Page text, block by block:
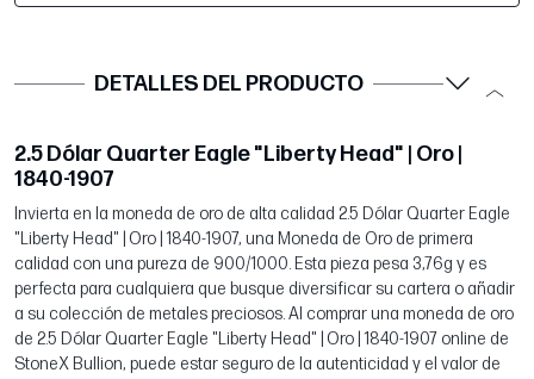
DETALLES DEL PRODUCTO
2.5 Dólar Quarter Eagle "Liberty Head" | Oro |
1840-1907
Invierta en la moneda de oro de alta calidad 2.5 Dólar Quarter Eagle
"Liberty Head" | Oro | 1840-1907, una Moneda de Oro de primera
calidad con una pureza de 900/1000. Esta pieza pesa 3,76g y es
perfecta para cualquiera que busque diversificar su cartera o añadir
a su colección de metales preciosos. Al comprar una moneda de oro
de 2.5 Dólar Quarter Eagle "Liberty Head" | Oro | 1840-1907 online de
StoneX Bullion, puede estar seguro de la autenticidad y el valor de